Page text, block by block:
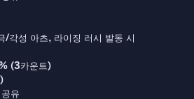
각성 아츠, 라이징 러시 발동 시
(3카운트)
유